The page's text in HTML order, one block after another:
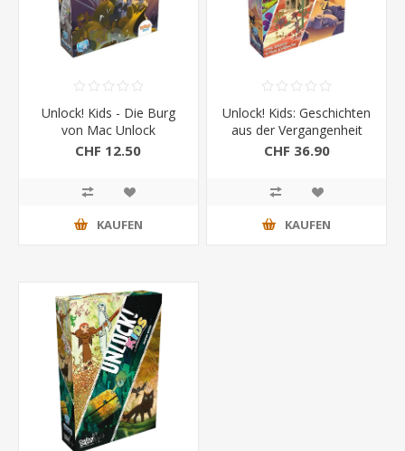
Unlock! Kids - Die Burg
von Mac Unlock
CHF 12.50
KAUFEN
Unlock! Kids: Geschichten
aus der Vergangenheit
CHF 36.90
KAUFEN